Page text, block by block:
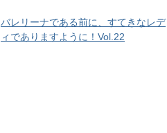
バレリーナである前に、すてきなレデ
ィでありますように！Vol.22